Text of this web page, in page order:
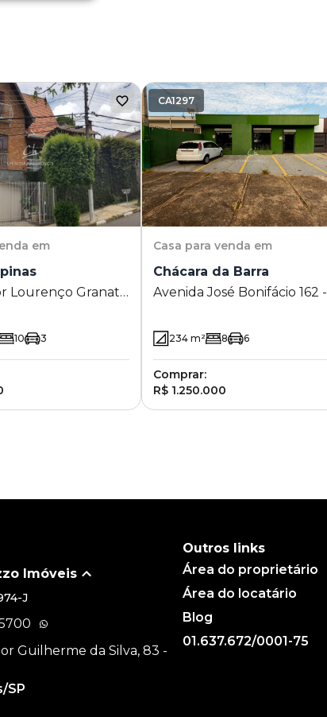
em
Lourenço Granato
10 3
CA1297
Casa para venda em
Chácara da Barra
Avenida José Bonifácio 162 -
SP
234 m² 8 6
Comprar:
R$ 1.250.000
Imóveis
J
Guilherme da Silva, 83 -
SP
Outros links
Área do proprietário
Área do locatário
Blog
01.637.672/0001-75